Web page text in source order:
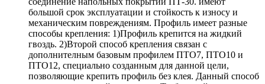
большой срок эксплуатации и стойкость к износу и
механическим повреждениям. Профиль имеет разные
способы крепления: 1)Профиль крепится на жидкий
гвоздь. 2)Второй способ крепления связан с
дополнителным базовым профилем ПТО7, ПТО10 и
ПТО12, специально созданным для данной цели,
позволяющие крепить профиль без клея. Данный способ